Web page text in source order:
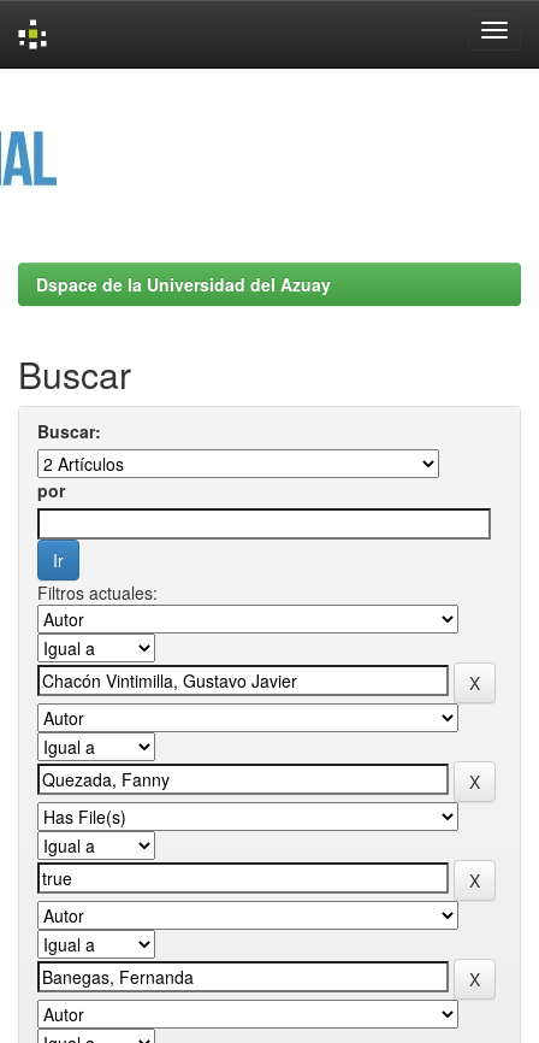
Dspace de la Universidad del Azuay
Buscar
Buscar:
por
Filtros actuales: